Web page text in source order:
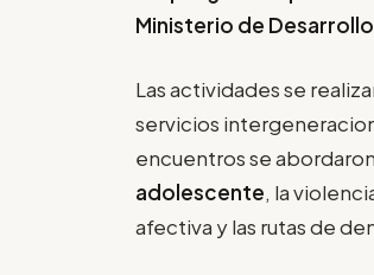
Ministerio de Desarrollo
Las actividades se
servicios
encuentros se
adolescente, la
afectiva y las rutas de